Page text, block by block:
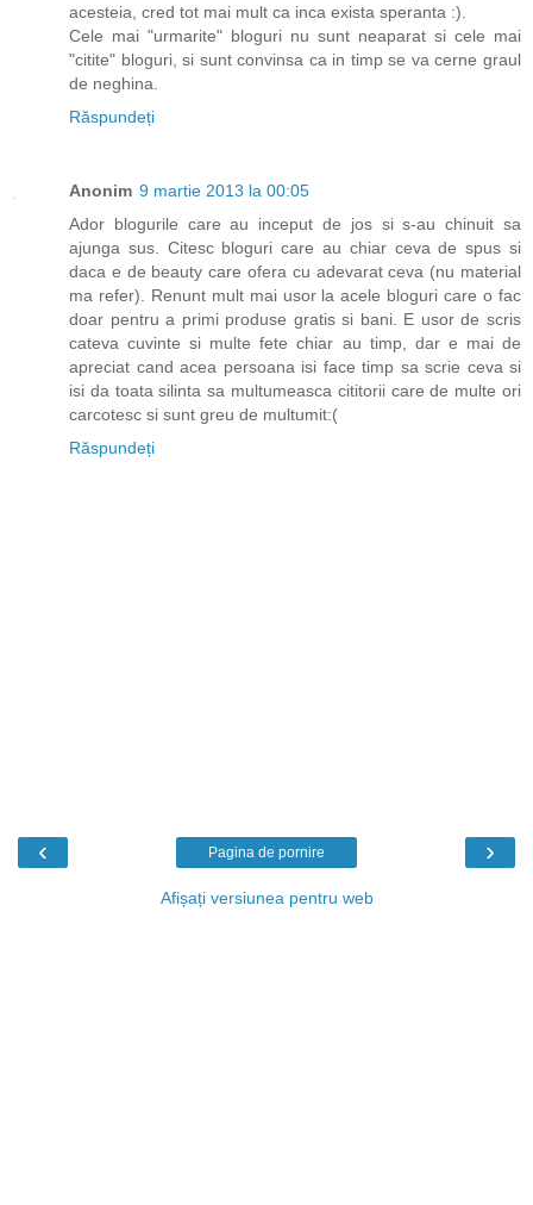
acesteia, cred tot mai mult ca inca exista speranta :).
Cele mai "urmarite" bloguri nu sunt neaparat si cele mai
"citite" bloguri, si sunt convinsa ca in timp se va cerne graul
de neghina.
Răspundeți
Anonim 9 martie 2013 la 00:05
Ador blogurile care au inceput de jos si s-au chinuit sa
ajunga sus. Citesc bloguri care au chiar ceva de spus si
daca e de beauty care ofera cu adevarat ceva (nu material
ma refer). Renunt mult mai usor la acele bloguri care o fac
doar pentru a primi produse gratis si bani. E usor de scris
cateva cuvinte si multe fete chiar au timp, dar e mai de
apreciat cand acea persoana isi face timp sa scrie ceva si
isi da toata silinta sa multumeasca cititorii care de multe ori
carcotesc si sunt greu de multumit:(
Răspundeți
‹ ›
Pagina de pornire
Afișați versiunea pentru web